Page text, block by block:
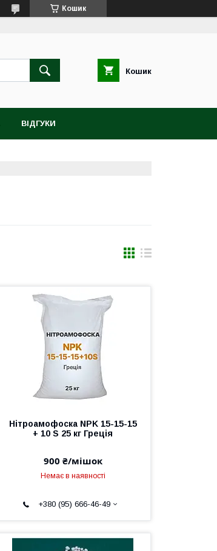
Кошик
Кошик
ВІДГУКИ
Нітроамофоска NPK 15-15-15
+ 10 S 25 кг Греція
900 ₴/мішок
Немає в наявності
+380 (95) 666-46-49